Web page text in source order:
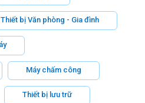
Thiết bị Văn phòng - Gia đình
Máy chấm công
Thiết bị lưu trữ